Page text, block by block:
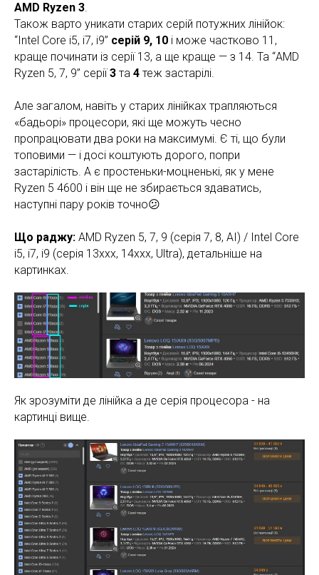
AMD Ryzen 3.
Також варто уникати старих серій потужних лінійок:
“Intel Core i5, i7, i9” серій 9, 10 і може частково 11,
краще починати із серії 13, а ще краще — з 14. Та “AMD
Ryzen 5, 7, 9” серії3 та 4 теж застарілі.
Але загалом, навіть у старих лінійках трапляються
«бадьорі» процесори, які ще можуть чесно
пропрацювати два роки на максимумі. Є ті, що були
топовими — і досі коштують дорого, попри
застарілість. А є простеньки-моцненькі, як у мене
Ryzen 5 4600 і він ще не збирається здаватись,
наступні пару років точно😕
Що раджу: AMD Ryzen 5, 7, 9 (серія 7, 8, АІ) / Intel Core
i5, i7, i9 (серія 13ххх, 14ххх, Ultra), детальніше на
картинках.
Як зрозуміти де лінійка а де серія процесора - на
картинці вище.